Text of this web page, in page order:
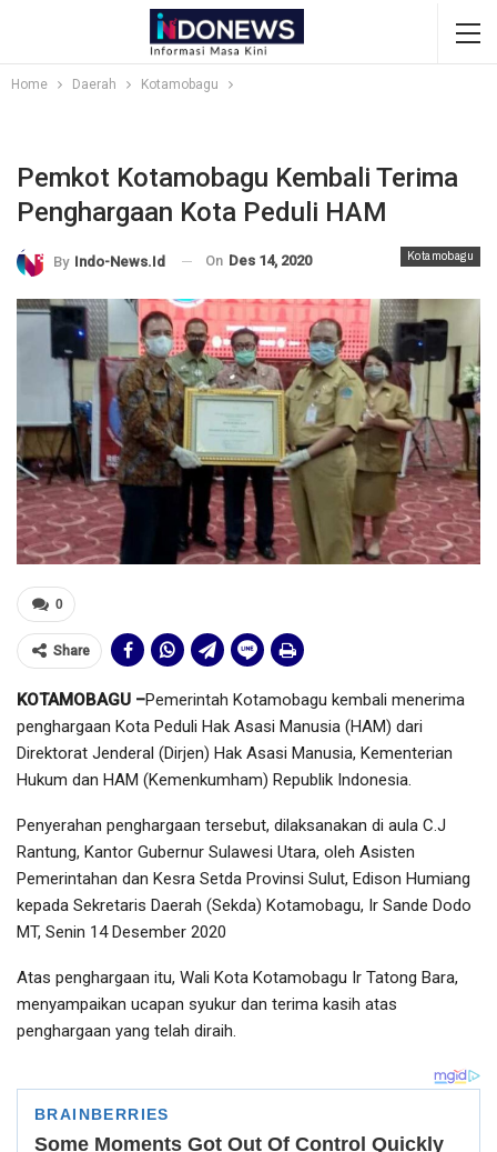
Home Daerah Kotamobagu
Pemkot Kotamobagu Kembali Terima
Penghargaan Kota Peduli HAM
Kotamobagu
By Indo-News.id On Des 14, 2020
0
Share
KOTAMOBAGU –Pemerintah Kotamobagu kembali menerima
penghargaan Kota Peduli Hak Asasi Manusia (HAM) dari
Direktorat Jenderal (Dirjen) Hak Asasi Manusia, Kementerian
Hukum dan HAM (Kemenkumham) Republik Indonesia.
Penyerahan penghargaan tersebut, dilaksanakan di aula C.J
Rantung, Kantor Gubernur Sulawesi Utara, oleh Asisten
Pemerintahan dan Kesra Setda Provinsi Sulut, Edison Humiang
kepada Sekretaris Daerah (Sekda) Kotamobagu, Ir Sande Dodo
MT, Senin 14 Desember 2020
Atas penghargaan itu, Wali Kota Kotamobagu Ir Tatong Bara,
menyampaikan ucapan syukur dan terima kasih atas
penghargaan yang telah diraih.